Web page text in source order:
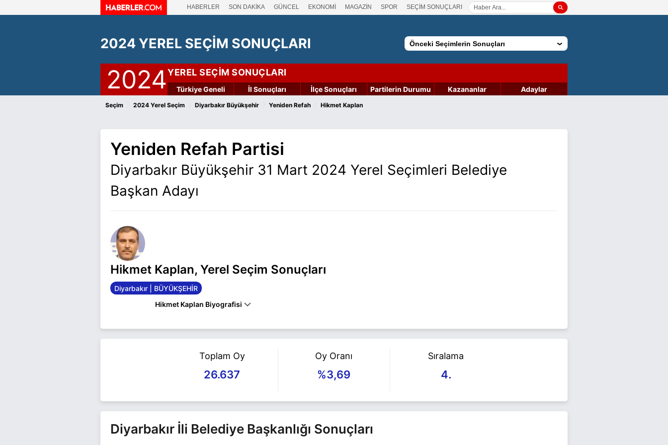
HABERLER SON DAKİKA GÜNCEL EKONOMİ MAGAZİN SPOR SEÇİM SONUÇLARI
2024 YEREL SEÇİM SONUÇLARI Önceki Seçimlerin Sonuçları
2024YEREL SEÇİM SONUÇLARI
Türkiye Geneli İl Sonuçları İlçe Sonuçları Partilerin Durumu Kazananlar Adaylar
Seçim 2024 Yerel Seçim Diyarbakır Büyükşehir Yeniden Refah Hikmet Kaplan
Yeniden Refah Partisi
Diyarbakır Büyükşehir 31 Mart 2024 Yerel Seçimleri Belediye
Başkan Adayı
Hikmet Kaplan, Yerel Seçim Sonuçları
Diyarbakır | BÜYÜKŞEHİR
Hikmet Kaplan Biyografisi
yarışıyor. Hikmet Kaplan ile ilgili daha fazla bilgi için
Hikmet Kaplan Haberleri sayfamızı ziyaret edin.
Toplam Oy
26.637
Oy Oranı
%3,69
Sıralama
4.
Diyarbakır İli Belediye Başkanlığı Sonuçları